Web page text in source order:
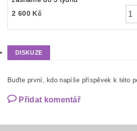
2 600 Kč
DISKUZE
Buďte první, kdo napíše příspěvek k této
Přidat komentář